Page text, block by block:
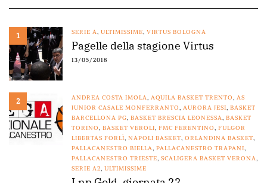
1 SERIE A, ULTIMISSIME, VIRTUS BOLOGNA
Pagelle della stagione Virtus
13/05/2018
2 ANDREA COSTA IMOLA, AQUILA BASKET TRENTO, AS
JUNIOR CASALE MONFERRANTO, AURORA JESI, BASKET
BARCELLONA PG, BASKET BRESCIA LEONESSA, BASKET
TORINO, BASKET VEROLI, FMC FERENTINO, FULGOR
LIBERTAS FORLÌ, NAPOLI BASKET, ORLANDINA BASKET,
PALLACANESTRO BIELLA, PALLACANESTRO TRAPANI,
PALLACANESTRO TRIESTE, SCALIGERA BASKET VERONA,
SERIE A2, ULTIMISSIME